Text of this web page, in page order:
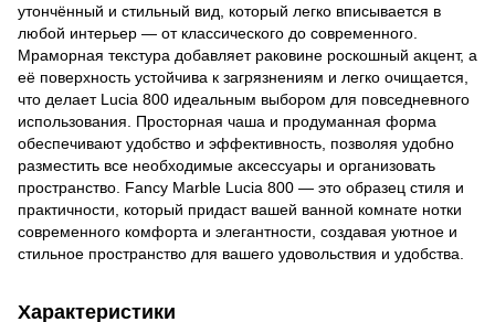
утончённый и стильный вид, который легко вписывается в
любой интерьер — от классического до современного.
Мраморная текстура добавляет раковине роскошный акцент, а
её поверхность устойчива к загрязнениям и легко очищается,
что делает Lucia 800 идеальным выбором для повседневного
использования. Просторная чаша и продуманная форма
обеспечивают удобство и эффективность, позволяя удобно
разместить все необходимые аксессуары и организовать
пространство. Fancy Marble Lucia 800 — это образец стиля и
практичности, который придаст вашей ванной комнате нотки
современного комфорта и элегантности, создавая уютное и
стильное пространство для вашего удовольствия и удобства.
Характеристики